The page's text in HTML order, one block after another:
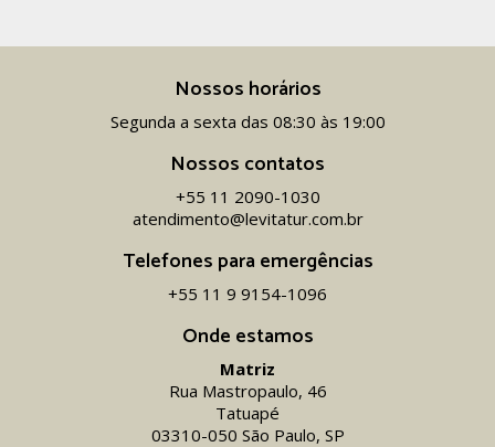
Onde estamos
Matriz
Rua Mastropaulo, 46
Tatuapé
03310-050 São Paulo, SP
Nossos horários
Segunda a sexta das 08:30 às 19:00
Nossos contatos
+55 11 2090-1030
atendimento@levitatur.com.br
Telefones para emergências
+55 11 9 9154-1096‬